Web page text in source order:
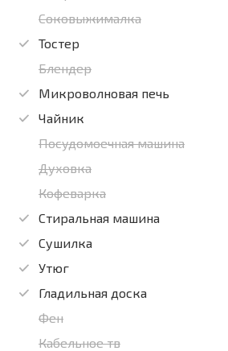
Соковыжималка
Тостер
Блендер
Микроволновая печь
Чайник
Посудомоечная машина
Духовка
Кофеварка
Стиральная машина
Сушилка
Утюг
Гладильная доска
Фен
Кабельное тв